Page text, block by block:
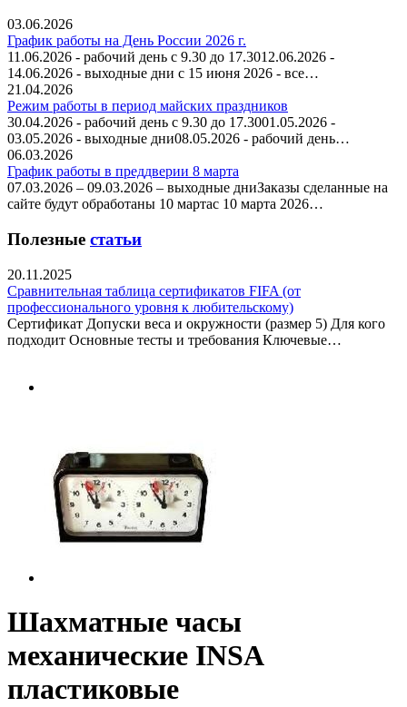
03.06.2026
График работы на День России 2026 г.
11.06.2026 - рабочий день с 9.30 до 17.3012.06.2026 -
14.06.2026 - выходные дни с 15 июня 2026 - все…
21.04.2026
Режим работы в период майских праздников
30.04.2026 - рабочий день с 9.30 до 17.3001.05.2026 -
03.05.2026 - выходные дни08.05.2026 - рабочий день…
06.03.2026
График работы в преддверии 8 марта
07.03.2026 – 09.03.2026 – выходные дниЗаказы сделанные на
сайте будут обработаны 10 мартас 10 марта 2026…
Полезные статьи
20.11.2025
Сравнительная таблица сертификатов FIFA (от
профессионального уровня к любительскому)
Сертификат Допуски веса и окружности (размер 5) Для кого
подходит Основные тесты и требования Ключевые…
Шахматные часы
механические INSA
пластиковые